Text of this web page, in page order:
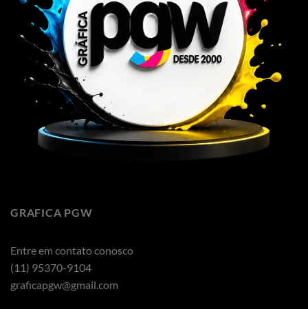
GRAFICA PGW
Entre em contato conosco
(11) 95370-9104
graficapgw@gmail.com